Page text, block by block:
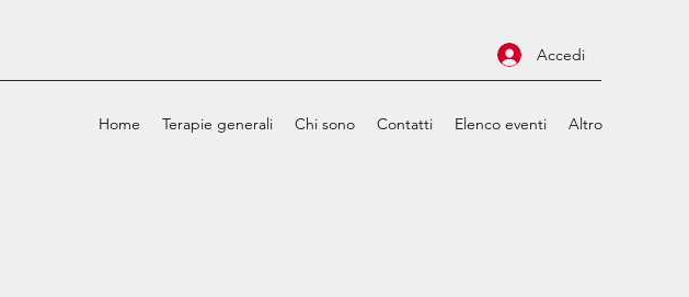
Accedi
Home Terapie generali Chi sono Contatti Elenco eventi Altro